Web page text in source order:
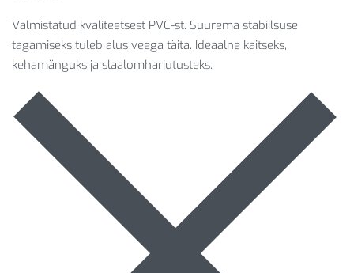
Valmistatud kvaliteetsest PVC-st. Suurema stabiilsuse
tagamiseks tuleb alus veega täita. Ideaalne kaitseks,
kehamänguks ja slaalomharjutusteks.